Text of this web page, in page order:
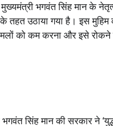
मुख्यमंत्री भगवंत सिंह मान के
के तहत उठाया गया है। इस
को कम करना और इसे रोकने
सिंह मान की सरकार ने ‘युद्ध